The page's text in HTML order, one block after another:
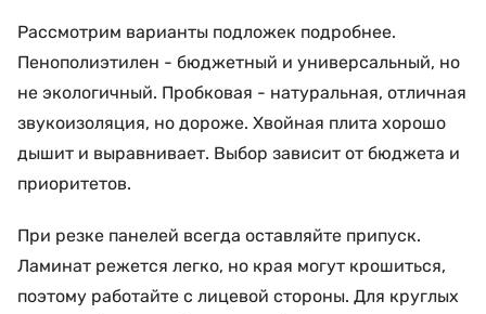
Рассмотрим варианты подложек подробнее.
Пенополиэтилен - бюджетный и универсальный, но
не экологичный. Пробковая - натуральная, отличная
звукоизоляция, но дороже. Хвойная плита хорошо
дышит и выравнивает. Выбор зависит от бюджета и
приоритетов.
При резке панелей всегда оставляйте припуск.
Ламинат режется легко, но края могут крошиться,
поэтому работайте с лицевой стороны. Для круглых